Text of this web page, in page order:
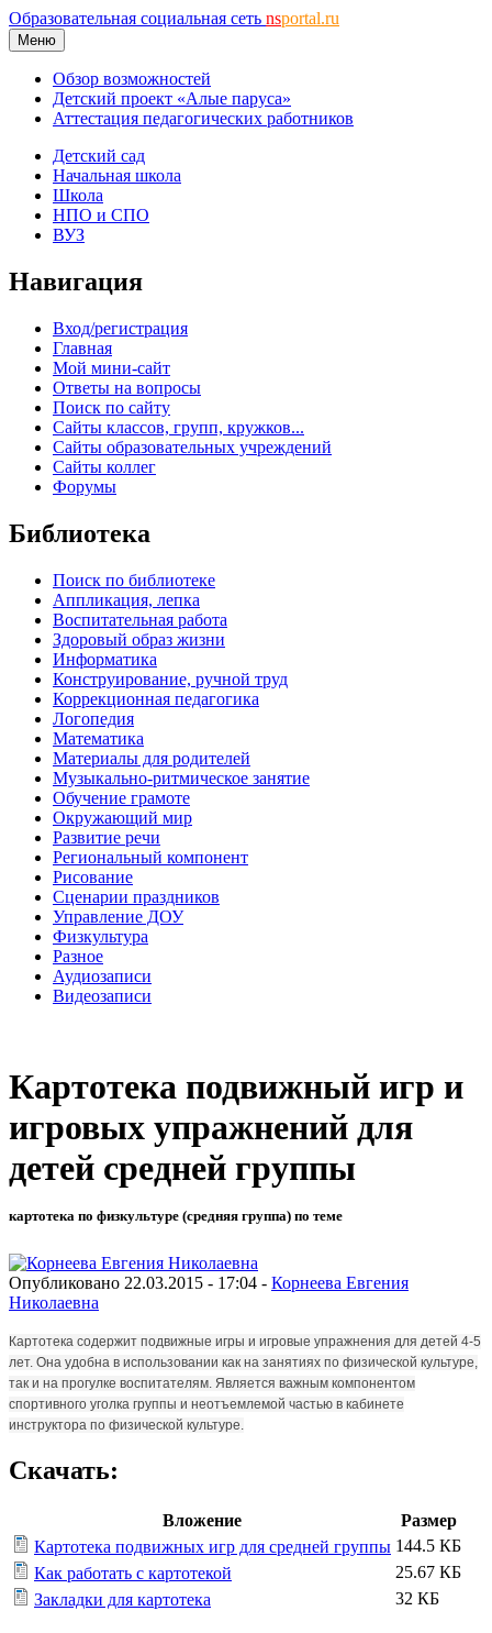
Образовательная социальная сеть nsportal.ru
Меню
Обзор возможностей
Детский проект «Алые паруса»
Аттестация педагогических работников
Детский сад
Начальная школа
Школа
НПО и СПО
ВУЗ
Навигация
Вход/регистрация
Главная
Мой мини-сайт
Ответы на вопросы
Поиск по сайту
Сайты классов, групп, кружков...
Сайты образовательных учреждений
Сайты коллег
Форумы
Библиотека
Поиск по библиотеке
Аппликация, лепка
Воспитательная работа
Здоровый образ жизни
Информатика
Конструирование, ручной труд
Коррекционная педагогика
Логопедия
Математика
Материалы для родителей
Музыкально-ритмическое занятие
Обучение грамоте
Окружающий мир
Развитие речи
Региональный компонент
Рисование
Сценарии праздников
Управление ДОУ
Физкультура
Разное
Аудиозаписи
Видеозаписи
Картотека подвижный игр и
игровых упражнений для
детей средней группы
картотека по физкультуре (средняя группа) по теме
Опубликовано 22.03.2015 - 17:04 - Корнеева Евгения
Николаевна
Картотека содержит подвижные игры и игровые упражнения для детей 4-5
лет. Она удобна в использовании как на занятиях по физической культуре,
так и на прогулке воспитателям. Является важным компонентом
спортивного уголка группы и неотъемлемой частью в кабинете
инструктора по физической культуре.
Скачать:
Вложение
Размер
Картотека подвижных игр для средней группы 144.5 КБ
Как работать с картотекой
25.67 КБ
Закладки для картотека
32 КБ